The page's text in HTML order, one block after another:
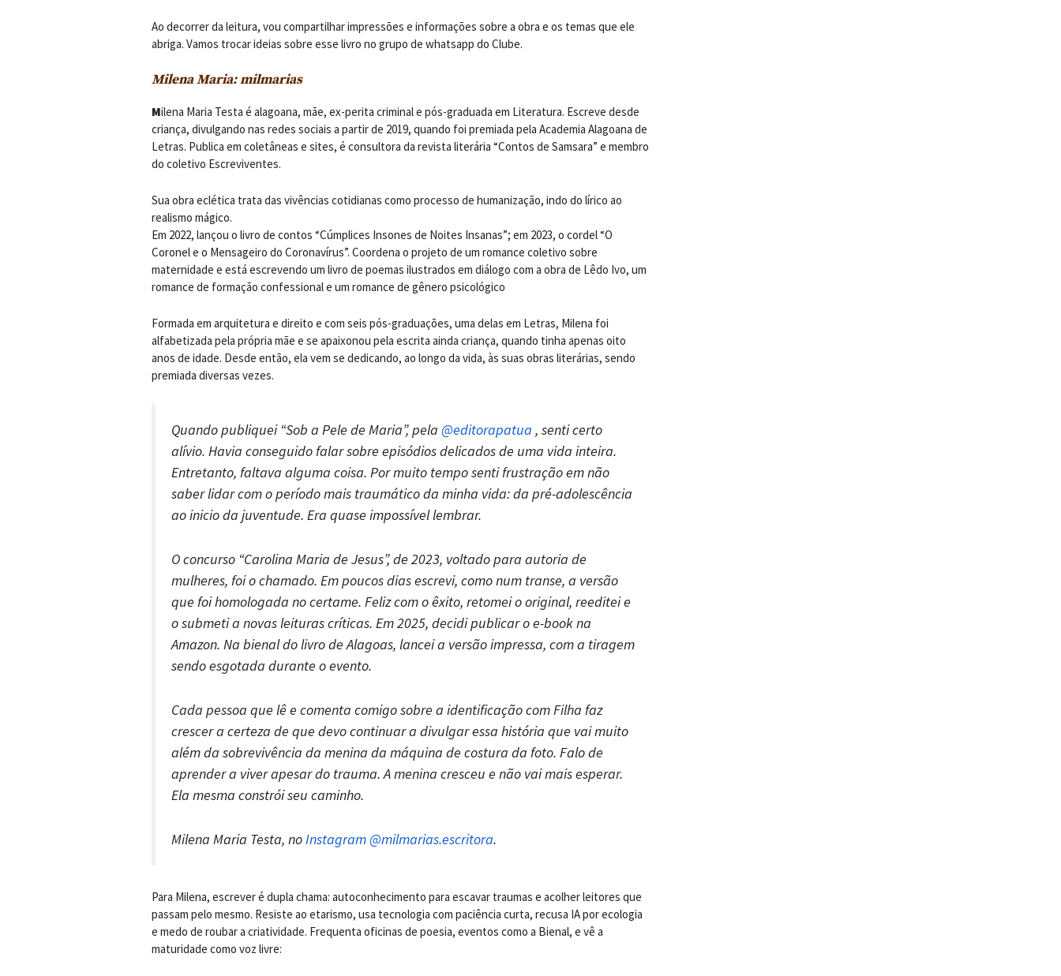
Ao decorrer da leitura, vou compartilhar impressões e informações sobre a obra e os temas que ele
abriga. Vamos trocar ideias sobre esse livro no grupo de whatsapp do Clube.
Milena Maria: milmarias
Milena Maria Testa é alagoana, mãe, ex-perita criminal e pós-graduada em Literatura. Escreve desde
criança, divulgando nas redes sociais a partir de 2019, quando foi premiada pela Academia Alagoana de
Letras. Publica em coletâneas e sites, é consultora da revista literária “Contos de Samsara” e membro
do coletivo Escreviventes.
Sua obra eclética trata das vivências cotidianas como processo de humanização, indo do lírico ao
realismo mágico.
Em 2022, lançou o livro de contos “Cúmplices Insones de Noites Insanas”; em 2023, o cordel “O
Coronel e o Mensageiro do Coronavírus”. Coordena o projeto de um romance coletivo sobre
maternidade e está escrevendo um livro de poemas ilustrados em diálogo com a obra de Lêdo Ivo, um
romance de formação confessional e um romance de gênero psicológico
Formada em arquitetura e direito e com seis pós-graduações, uma delas em Letras, Milena foi
alfabetizada pela própria mãe e se apaixonou pela escrita ainda criança, quando tinha apenas oito
anos de idade. Desde então, ela vem se dedicando, ao longo da vida, às suas obras literárias, sendo
premiada diversas vezes.
Quando publiquei “Sob a Pele de Maria”, pela @editorapatua , senti certo
alívio. Havia conseguido falar sobre episódios delicados de uma vida inteira.
Entretanto, faltava alguma coisa. Por muito tempo senti frustração em não
saber lidar com o período mais traumático da minha vida: da pré-adolescência
ao inicio da juventude. Era quase impossível lembrar.
O concurso “Carolina Maria de Jesus”, de 2023, voltado para autoria de
mulheres, foi o chamado. Em poucos dias escrevi, como num transe, a versão
que foi homologada no certame. Feliz com o êxito, retomei o original, reeditei e
o submeti a novas leituras críticas. Em 2025, decidi publicar o e-book na
Amazon. Na bienal do livro de Alagoas, lancei a versão impressa, com a tiragem
sendo esgotada durante o evento.
Cada pessoa que lê e comenta comigo sobre a identificação comFilha faz
crescer a certeza de que devo continuar a divulgar essa história que vai muito
além da sobrevivência da menina da máquina de costura da foto. Falo de
aprender a viver apesar do trauma. A menina cresceu e não vai mais esperar.
Ela mesma constrói seu caminho.
Milena Maria Testa, noInstagram @milmarias.escritora.
Para Milena, escrever é dupla chama: autoconhecimento para escavar traumas e acolher leitores que
passam pelo mesmo. Resiste ao etarismo, usa tecnologia com paciência curta, recusa IA por ecologia
e medo de roubar a criatividade. Frequenta oficinas de poesia, eventos como a Bienal, e vê a
maturidade como voz livre: